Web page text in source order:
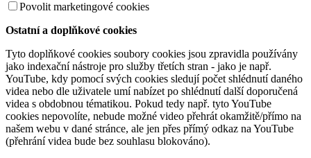
Povolit marketingové cookies
Ostatní a doplňkové cookies
Tyto doplňkové cookies soubory cookies jsou zpravidla používány
jako indexační nástroje pro služby třetích stran - jako je např.
YouTube, kdy pomocí svých cookies sledují počet shlédnutí daného
videa nebo dle uživatele umí nabízet po shlédnutí další doporučená
videa s obdobnou tématikou. Pokud tedy např. tyto YouTube
cookies nepovolíte, nebude možné video přehrát okamžitě/přímo na
našem webu v dané stránce, ale jen přes přímý odkaz na YouTube
(přehrání videa bude bez souhlasu blokováno).